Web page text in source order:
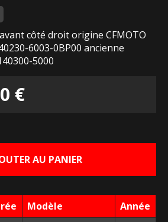
côté droit origine CFMOTO
6003-0BP00 ancienne
5000
:
€.
€Le
actuel
est :
15,00 €.
AU PANIER
Modèle
Année